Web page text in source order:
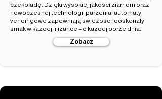
czekoladę. Dzięki wysokiej jakości ziarnom oraz
nowoczesnej technologii parzenia, automaty
vendingowe zapewniają świeżość i doskonały
smak w każdej filiżance – o każdej porze dnia.
Zobacz